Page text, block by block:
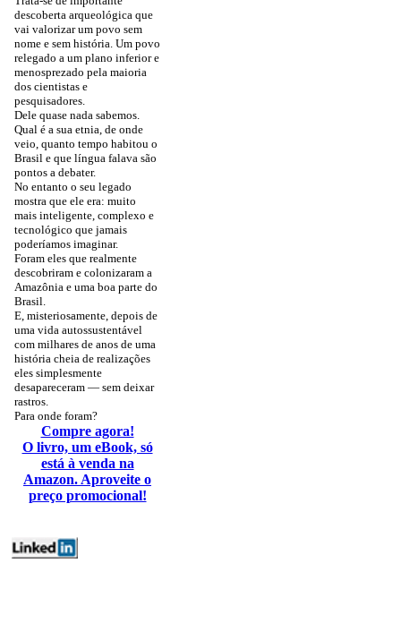
descoberta arqueológica que
vai valorizar um povo sem
nome e sem história. Um povo
relegado a um plano inferior e
menosprezado pela maioria
dos cientistas e
pesquisadores.
Dele quase nada sabemos.
Qual é a sua etnia, de onde
veio, quanto tempo habitou o
Brasil e que língua falava são
pontos a debater.
No entanto o seu legado
mostra que ele era: muito
mais inteligente, complexo e
tecnológico que jamais
poderíamos imaginar.
Foram eles que realmente
descobriram e colonizaram a
Amazônia e uma boa parte do
Brasil.
E, misteriosamente, depois de
uma vida autossustentável
com milhares de anos de uma
história cheia de realizações
eles simplesmente
desapareceram — sem deixar
rastros.
Para onde foram?
Compre agora!
O livro, um eBook, só
está à venda na
Amazon. Aproveite o
preço promocional!